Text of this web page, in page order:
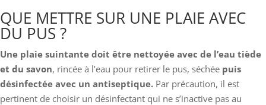
QUE METTRE SUR UNE PLAIE AVEC
DU PUS ?
Une plaie suintante doit être nettoyée avec de l’eau tiède
et du savon, rincée à l’eau pour retirer le pus, séchée puis
désinfectée avec un antiseptique. Par précaution, il est
pertinent de choisir un désinfectant qui ne s’inactive pas au